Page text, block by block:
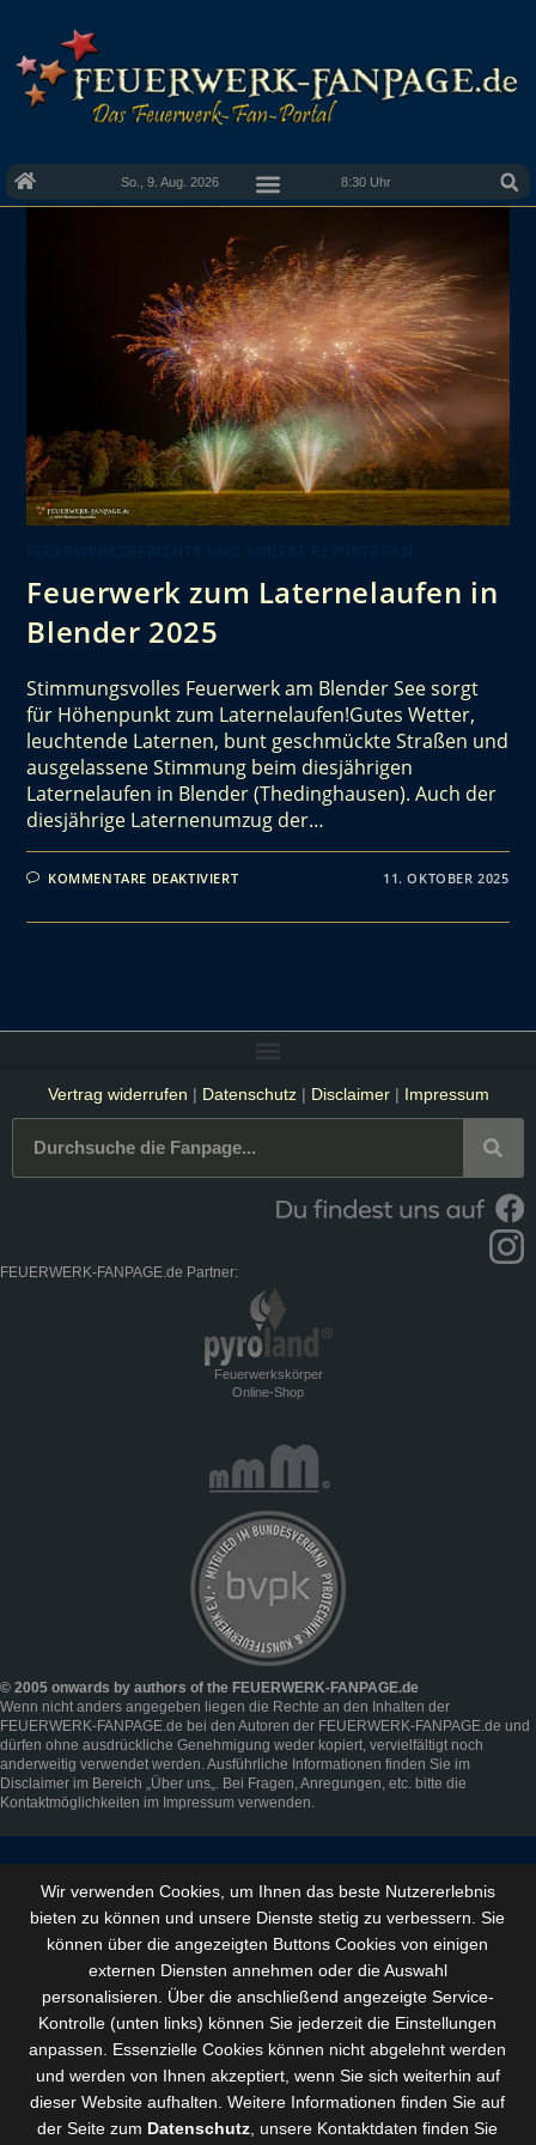
So., 9. Aug. 2026 8:30 Uhr
Feuerwerk zum Laternelaufen in
Blender 2025
Stimmungsvolles Feuerwerk am Blender See sorgt
für Höhenpunkt zum Laternelaufen!Gutes Wetter,
leuchtende Laternen, bunt geschmückte Straßen und
ausgelassene Stimmung beim diesjährigen
Laternelaufen in Blender (Thedinghausen). Auch der
diesjährige Laternenumzug der…
KOMMENTARE DEAKTIVIERT 11. OKTOBER 2025
Vertrag widerrufen | Datenschutz| Disclaimer| Impressum
FEUERWERK-FANPAGE.de Partner:
Feuerwerkskörper
Online-Shop
© 2005 onwards by authors of the FEUERWERK-FANPAGE.de
Wenn nicht anders angegeben liegen die Rechte an den Inhalten der
FEUERWERK-FANPAGE.de bei den Autoren der FEUERWERK-FANPAGE.de und
dürfen ohne ausdrückliche Genehmigung weder kopiert, vervielfältigt noch
anderweitig verwendet werden. Ausführliche Informationen finden Sie im
Disclaimer im Bereich „Über uns„. Bei Fragen, Anregungen, etc. bitte die
Kontaktmöglichkeiten im Impressum verwenden.
Wir verwenden Cookies, um Ihnen das beste Nutzererlebnis
bieten zu können und unsere Dienste stetig zu verbessern . Sie
können über die angezeigten Buttons Cookies von einigen
externen Diensten annehmen oder die Auswahl
personalisieren. Über die anschließend angezeigte Service-
Kontrolle (unten links) können Sie jederzeit die Einstellungen
anpassen. Essenzielle Cookies können nicht abgelehnt werden
und werden von Ihnen akzeptiert, wenn Sie sich weiterhin auf
dieser Website aufhalten. Weitere Informationen finden Sie auf
der Seite zum Datenschutz , unsere Kontaktdaten finden Sie